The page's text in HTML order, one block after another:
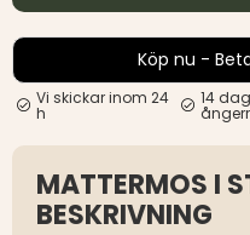
Köp nu -
Vi skickar inom 24
h
14
MATTERMOS I
BESKRIVNING